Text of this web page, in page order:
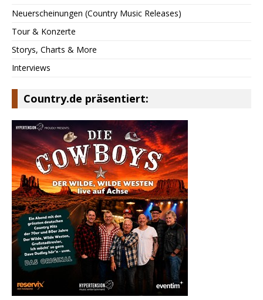
Neuerscheinungen (Country Music Releases)
Tour & Konzerte
Storys, Charts & More
Interviews
Country.de präsentiert: